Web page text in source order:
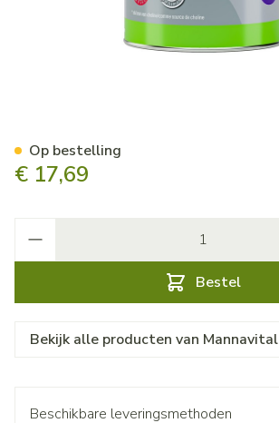
€ 17,69
Bestel
Op bestelling
Bekijk alle producten van Mannavital
Beschikbare leveringsmethoden